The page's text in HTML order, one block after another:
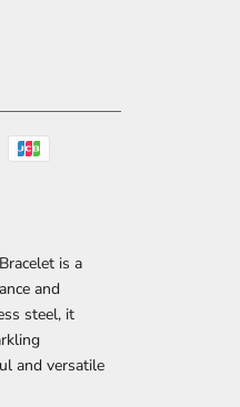
is a
and
steel, it
and versatile